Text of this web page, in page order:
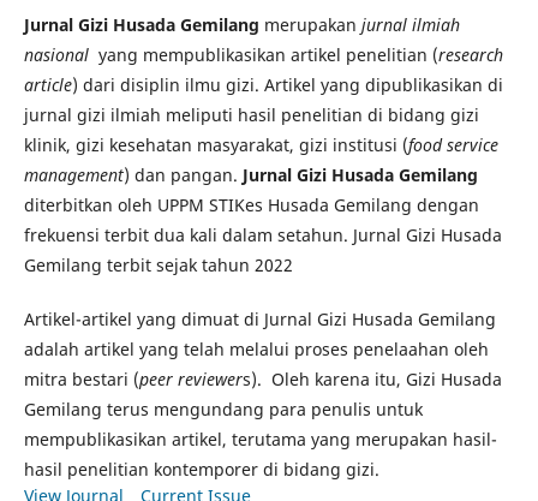
Jurnal Gizi Husada Gemilang merupakan jurnal ilmiah
nasionalyang mempublikasikan artikel penelitian (research
article) dari disiplin ilmu gizi. Artikel yang dipublikasikan di
jurnal gizi ilmiah meliputi hasil penelitian di bidang gizi
klinik, gizi kesehatan masyarakat, gizi institusi (food service
management) dan pangan. Jurnal Gizi Husada Gemilang
diterbitkan oleh UPPM STIKes Husada Gemilang dengan
frekuensi terbit dua kali dalam setahun. Jurnal Gizi Husada
Gemilang terbit sejak tahun 2022
Artikel-artikel yang dimuat di Jurnal Gizi Husada Gemilang
adalah artikel yang telah melalui proses penelaahan oleh
mitra bestari (peer reviewers). Oleh karena itu, Gizi Husada
Gemilang terus mengundang para penulis untuk
mempublikasikan artikel, terutama yang merupakan hasil-
hasil penelitian kontemporer di bidang gizi.
View Journal
Current Issue